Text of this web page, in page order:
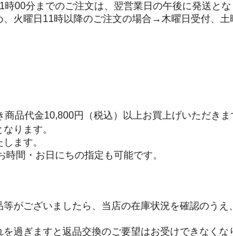
00分までのご注文は、翌営業日の午後に発送と
火曜日11時以降のご注文の場合→木曜日受付、
品代金10,800円（税込）以上お買上げいただき
ります。
します。
間・お日にちの指定も可能です。
がございましたら、当店の在庫状況を確認のう
過ぎますと返品交換のご要望はお受けできなく